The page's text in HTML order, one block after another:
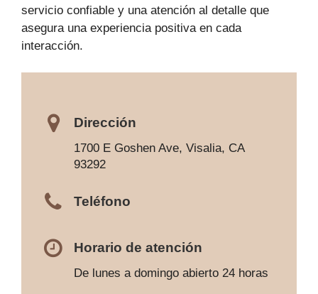
servicio confiable y una atención al detalle que
asegura una experiencia positiva en cada
interacción.
Dirección
1700 E Goshen Ave, Visalia, CA
93292
Teléfono
Horario de atención
De lunes a domingo abierto 24 horas